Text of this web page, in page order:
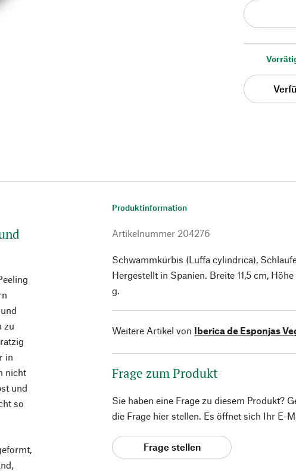
zu
in
nicht
und
so
Produktinformation
Artikelnummer 204276
Schwammkürbis (Luffa cylindrica),
Hergestellt in Spanien. Breite 11,5 cm,
g.
Weitere Artikel von Iberica de Esponjas
Frage zum Produkt
Sie haben eine Frage zu diesem Produkt?
die Frage hier stellen. Es öffnet sich Ihr E-
Frage stellen